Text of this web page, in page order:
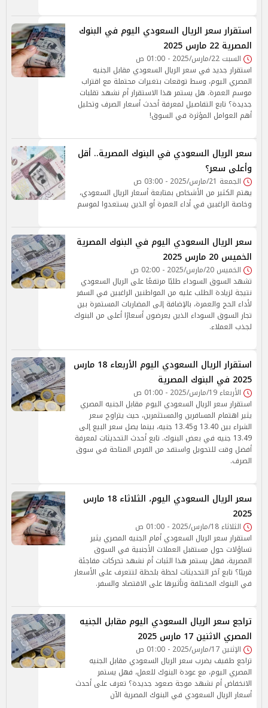
استقرار سعر الريال السعودي اليوم في البنوك
المصرية 22 مارس 2025
السبت 22/مارس/2025 - 01:00 ص
استقرار جديد في سعر الريال السعودي مقابل الجنيه
المصري اليوم، وسط توقعات بتغيرات محتملة مع اقتراب
موسم العمرة. هل يستمر هذا الاستقرار أم نشهد تقلبات
جديدة؟ تابع التفاصيل لمعرفة أحدث أسعار الصرف وتحليل
أهم العوامل المؤثرة في السوق!
سعر الريال السعودي في البنوك المصرية.. أقل
وأعلى سعر؟
الجمعة 21/مارس/2025 - 03:00 ص
يهتم الكثير من الأشخاص بمتابعة أسعار الريال السعودي،
وخاصة الراغبين في أداء العمرة أو الذين يستعدوا لموسم
سعر الريال السعودي اليوم في البنوك المصرية
الخميس 20 مارس 2025
الخميس 20/مارس/2025 - 02:00 ص
تشهد السوق السوداء طلبًا مرتفعًا على الريال السعودي
نتيجة لزيادة الطلب عليه من المواطنين الراغبين في السفر
لأداء الحج والعمرة، بالإضافة إلى المضاربات المستمرة بين
تجار السوق السوداء الذين يعرضون أسعارًا أعلى من البنوك
لجذب العملاء.
استقرار الريال السعودي اليوم الأربعاء 18 مارس
2025 في البنوك المصرية
الأربعاء 19/مارس/2025 - 01:00 ص
استقرار سعر الريال السعودي اليوم مقابل الجنيه المصري
يثير اهتمام المسافرين والمستثمرين، حيث يتراوح سعر
الشراء بين 13.40 و13.45 جنيه، بينما يصل سعر البيع إلى
13.49 جنيه في بعض البنوك. تابع أحدث التحديثات لمعرفة
أفضل وقت للتحويل واستفد من الفرص المتاحة في سوق
الصرف.
سعر الريال السعودي اليوم، الثلاثاء 18 مارس
2025
الثلاثاء 18/مارس/2025 - 01:00 ص
استقرار سعر الريال السعودي أمام الجنيه المصري يثير
تساؤلات حول مستقبل العملات الأجنبية في السوق
المصرية، فهل يستمر هذا الثبات أم نشهد تحركات مفاجئة
قريبًا؟ تابع آخر التحديثات لحظة بلحظة لتتعرف على الأسعار
في البنوك المختلفة وتأثيرها على الاقتصاد والسفر.
تراجع سعر الريال السعودي اليوم مقابل الجنيه
المصري الاثنين 17 مارس 2025
الإثنين 17/مارس/2025 - 01:00 ص
تراجع طفيف يضرب سعر الريال السعودي مقابل الجنيه
المصري اليوم، مع عودة البنوك للعمل، فهل يستمر
الانخفاض أم نشهد موجة صعود جديدة؟ تعرف على أحدث
أسعار الريال السعودي في البنوك المصرية الآن